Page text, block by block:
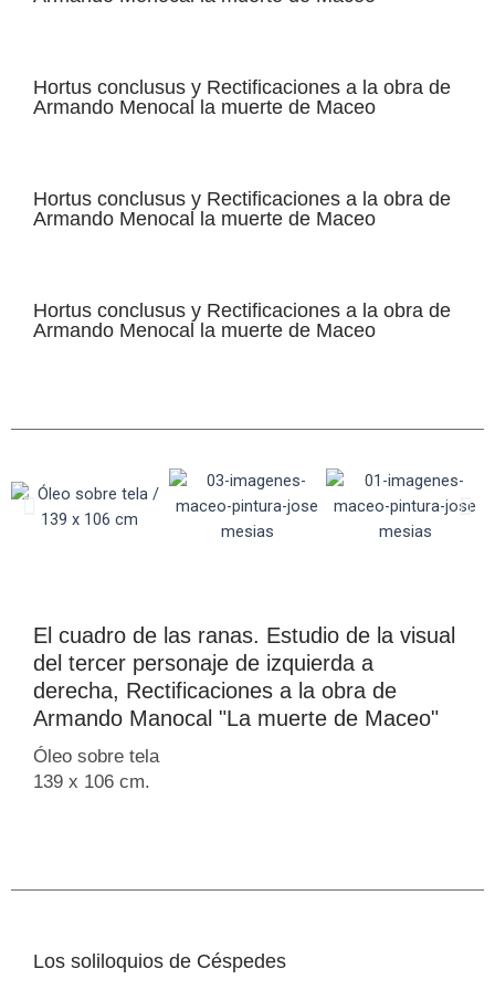
Hortus conclusus y Rectificaciones a la obra de
Armando Menocal la muerte de Maceo
Hortus conclusus y Rectificaciones a la obra de
Armando Menocal la muerte de Maceo
Hortus conclusus y Rectificaciones a la obra de
Armando Menocal la muerte de Maceo
El cuadro de las ranas. Estudio de la visual
del tercer personaje de izquierda a
derecha, Rectificaciones a la obra de
Armando Manocal "La muerte de Maceo"
Óleo sobre tela
139 x 106 cm.
Los soliloquios de Céspedes